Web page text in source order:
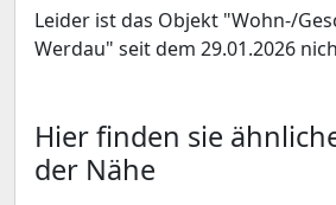
Leider ist das Objekt "Wohn-/
Werdau" seit dem 29.01.2026
Hier finden sie
der Nähe